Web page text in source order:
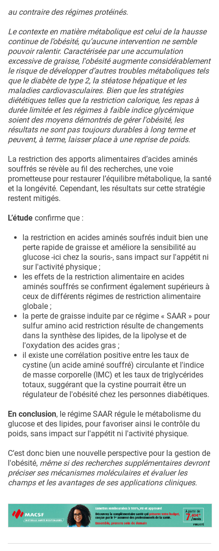
au contraire des régimes protéinés.
Le contexte en matière métabolique est celui de la hausse
continue de l’obésité, qu’aucune intervention ne semble
pouvoir ralentir. Caractérisée par une accumulation
excessive de graisse, l'obésité augmente considérablement
le risque de développer d’autres troubles métaboliques tels
que le diabète de type 2, la stéatose hépatique et les
maladies cardiovasculaires. Bien que les stratégies
diététiques telles que la restriction calorique, les repas à
durée limitée et les régimes à faible indice glycémique
soient des moyens démontrés de gérer l'obésité, les
résultats ne sont pas toujours durables à long terme et
peuvent, à terme, laisser place à une reprise de poids.
La restriction des apports alimentaires d’acides aminés
souffrés se révèle au fil des recherches, une voie
prometteuse pour restaurer l’équilibre métabolique, la santé
et la longévité. Cependant, les résultats sur cette stratégie
restent mitigés.
L’étude confirme que :
la restriction en acides aminés soufrés induit bien une
perte rapide de graisse et améliore la sensibilité au
glucose -ici chez la souris-, sans impact sur l'appétit ni
sur l'activité physique ;
les effets de la restriction alimentaire en acides
aminés souffrés se confirment également supérieurs à
ceux de différents régimes de restriction alimentaire
globale ;
la perte de graisse induite par ce régime « SAAR » pour
sulfur amino acid restriction résulte de changements
dans la synthèse des lipides, de la lipolyse et de
l'oxydation des acides gras ;
il existe une corrélation positive entre les taux de
cystine (un acide aminé souffré) circulante et l'indice
de masse corporelle (IMC) et les taux de triglycérides
totaux, suggérant que la cystine pourrait être un
régulateur de l'obésité chez les personnes diabétiques.
En conclusion, le régime SAAR régule le métabolisme du
glucose et des lipides, pour favoriser ainsi le contrôle du
poids, sans impact sur l'appétit ni l'activité physique.
C’est donc bien une nouvelle perspective pour la gestion de
l'obésité, même si des recherches supplémentaires devront
préciser ses mécanismes moléculaires et évaluer les
champs et les avantages de ses applications cliniques.